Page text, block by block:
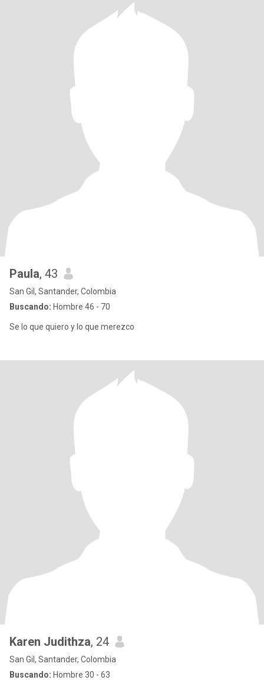
Paula, 43
San Gil, Santander, Colombia
Buscando: Hombre 46 - 70
Se lo que quiero y lo que merezco
Karen Judithza, 24
San Gil, Santander, Colombia
Buscando: Hombre 30 - 63